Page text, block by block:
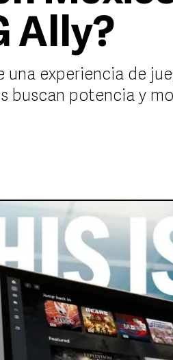
Ally?
una experiencia de
buscan potencia y